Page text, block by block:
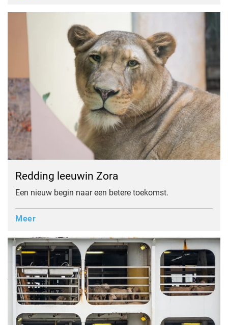
Redding leeuwin Zora
Een nieuw begin naar een betere toekomst.
Meer